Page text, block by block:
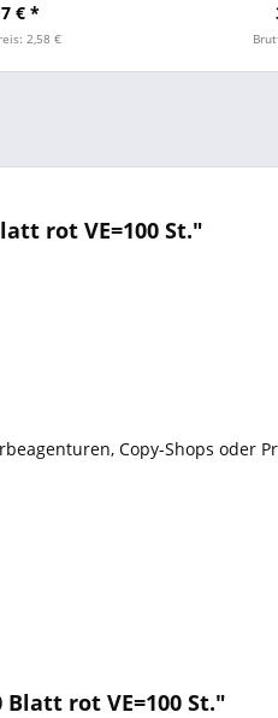
€ *
2,58 €
rot VE=100 St."
Copy-Shops oder
rot VE=100 St."